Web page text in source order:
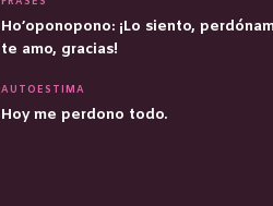
Ho’oponopono: ¡Lo siento,
te amo, gracias!
AUTOESTIMA
Hoy me perdono todo.